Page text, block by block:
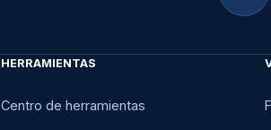
HERRAMIENTAS
Centro de herramientas